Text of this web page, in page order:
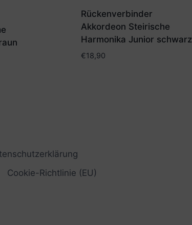
Rückenverbinder
Akkordeon Steirische
Harmonika Junior schwarz
€18,90
Cookie-Richtlinie (EU)